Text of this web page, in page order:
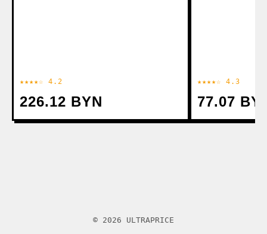
★★★★☆ 4.2
226.12 BYN
★★★★☆ 4.3
77.07
© 2026 ULTRAPRICE